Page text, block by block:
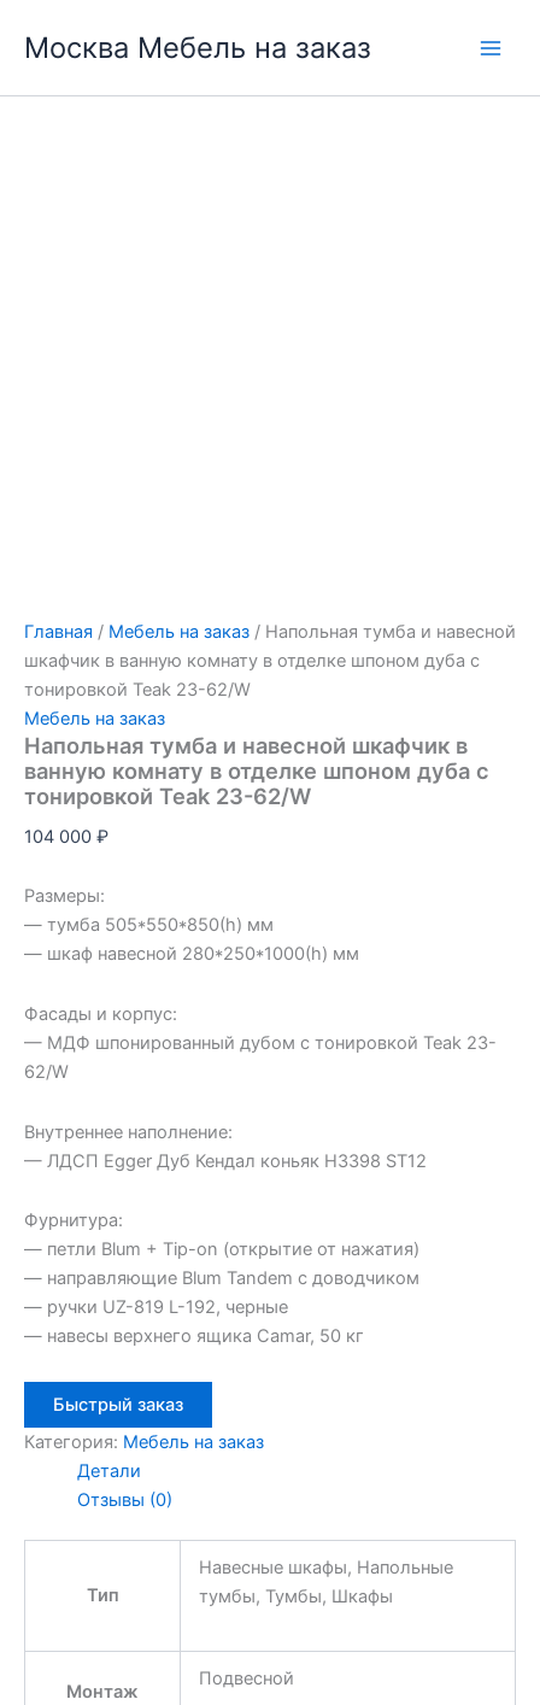
Москва Мебель на заказ
Главная / Мебель на заказ / Напольная тумба и навесной
шкафчик в ванную комнату в отделке шпоном дуба с
тонировкой Teak 23-62/W
Мебель на заказ
Напольная тумба и навесной шкафчик в
ванную комнату в отделке шпоном дуба с
тонировкой Teak 23-62/W
104 000 ₽
Размеры:
— тумба 505*550*850(h) мм
— шкаф навесной 280*250*1000(h) мм
Фасады и корпус:
— МДФ шпонированный дубом с тонировкой Teak 23-
62/W
Внутреннее наполнение:
— ЛДСП Egger Дуб Кендал коньяк H3398 ST12
Фурнитура:
— петли Blum + Tip-on (открытие от нажатия)
— направляющие Blum Tandem с доводчиком
— ручки UZ-819 L-192, черные
— навесы верхнего ящика Camar, 50 кг
Быстрый заказ
Категория: Мебель на заказ
Детали
Отзывы (0)
Тип
Навесные шкафы, Напольные
тумбы, Тумбы, Шкафы
Монтаж
Подвесной